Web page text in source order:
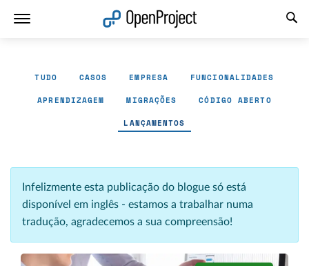
TUDO CASOS EMPRESA FUNCIONALIDADES
APRENDIZAGEM MIGRAÇÕES CÓDIGO ABERTO
LANÇAMENTOS
Infelizmente esta publicação do blogue só está
disponível em inglês - estamos a trabalhar numa
tradução, agradecemos a sua compreensão!
Abrir a ligação num novo separador